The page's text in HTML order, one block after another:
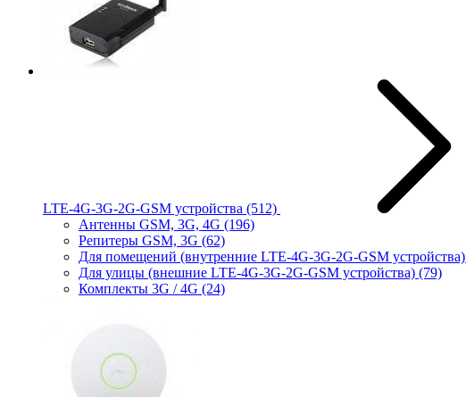
LTE-4G-3G-2G-GSM устройства (512)
Антенны GSM, 3G, 4G (196)
Репитеры GSM, 3G (62)
Для помещений (внутренние LTE-4G-3G-2G-GSM устройства)
Для улицы (внешние LTE-4G-3G-2G-GSM устройства) (79)
Комплекты 3G / 4G (24)